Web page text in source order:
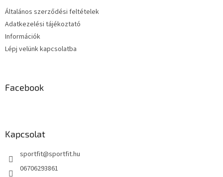
Általános szerződési feltételek
Adatkezelési tájékoztató
Információk
Lépj velünk kapcsolatba
Facebook
Kapcsolat
sportfit@sportfit.hu
06706293861